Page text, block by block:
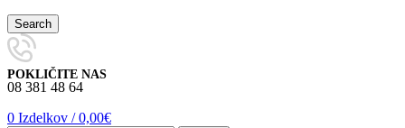
Search
POKLIČITE NAS
08 381 48 64
0 Izdelkov / 0,00€